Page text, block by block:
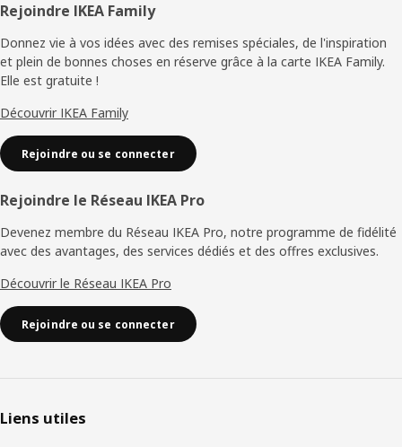
Pied
de
page
Rejoindre IKEA Family
Donnez vie à vos idées avec des remises spéciales, de l'inspiration
et plein de bonnes choses en réserve grâce à la carte IKEA Family.
Elle est gratuite !
Découvrir IKEA Family
Rejoindre ou se connecter
Rejoindre le Réseau IKEA Pro
Devenez membre du Réseau IKEA Pro, notre programme de fidélité
avec des avantages, des services dédiés et des offres exclusives.
Découvrir le Réseau IKEA Pro
Rejoindre ou se connecter
Liens utiles